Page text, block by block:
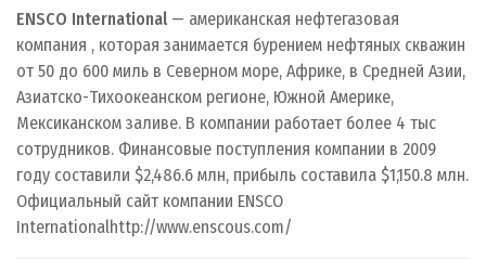
ENSCO International— американская нефтегазовая
компания , которая занимается бурением нефтяных скважин
от 50 до 600 миль в Северном море, Африке, в Средней Азии,
Азиатско-Тихоокеанском регионе, Южной Америке,
Мексиканском заливе. В компании работает более 4 тыс
сотрудников. Финансовые поступления компании в 2009
году составили $2,486.6 млн, прибыль составила $1,150.8 млн.
Официальный сайт компании ENSCO
Internationalhttp://www.enscous.com/